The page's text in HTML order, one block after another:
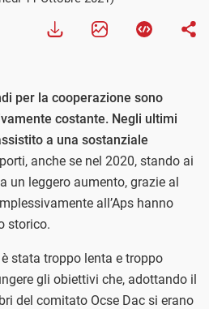
per la cooperazione sono
costante. Negli ultimi
a una sostanziale
anche se nel 2020, stando ai
un leggero aumento, grazie al
all’Aps hanno
storico.
stata troppo lenta e troppo
gli obiettivi che, adottando il
del comitato Ocse Dac si erano